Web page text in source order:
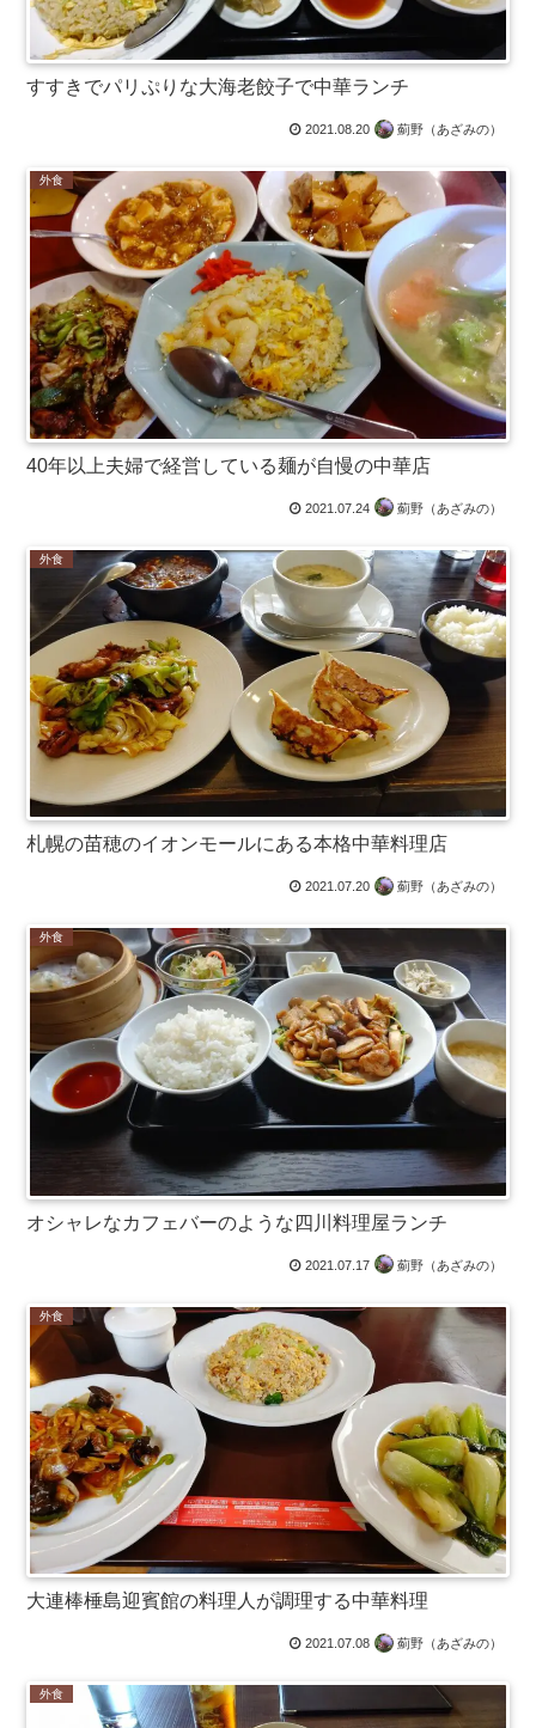
すすきでパリぷりな大海老餃子で中華ランチ
2021.08.20 薊野（あざみの）
外食
40年以上夫婦で経営している麺が自慢の中華店
2021.07.24 薊野（あざみの）
外食
札幌の苗穂のイオンモールにある本格中華料理店
2021.07.20 薊野（あざみの）
外食
オシャレなカフェバーのような四川料理屋ランチ
2021.07.17 薊野（あざみの）
外食
大連棒棰島迎賓館の料理人が調理する中華料理
2021.07.08 薊野（あざみの）
外食